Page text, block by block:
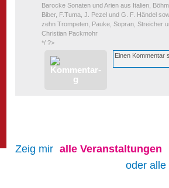
Barocke Sonaten und Arien aus Italien,
Biber, F.Tuma, J. Pezel und G. F. Händel
zehn Trompeten, Pauke, Sopran, Streicher
Christian Packmohr
*/ ?>
Zeig mir alle Veranstaltungen
oder alle